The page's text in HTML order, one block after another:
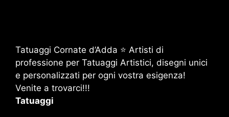
Tatuaggi Cornate d’Adda ⭐ Artisti di
professione per Tatuaggi Artistici, disegni unici
e personalizzati per ogni vostra esigenza!
Venite a trovarci!!!
Tatuaggi